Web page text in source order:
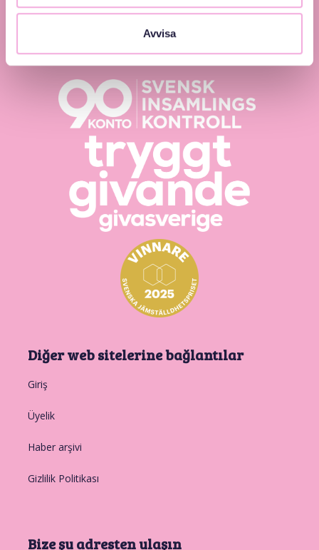
Avvisa
Svenska med baby – Föräldraträffar för jämlikhet
och inkludering.
Diğer web sitelerine bağlantılar
Giriş
Üyelik
Haber arşivi
Gizlilik Politikası
Bize şu adresten ulaşın